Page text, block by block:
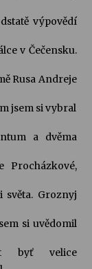
Miller
výpovědí
v Čečensku.
Rusa Andreje
jsem si vybral
a dvěma
Procházkové,
Groznyj
si uvědomil
byť velice